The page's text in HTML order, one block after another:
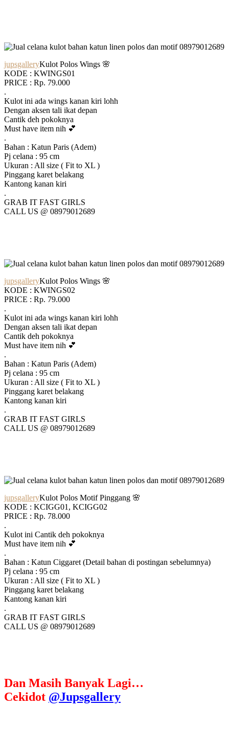
jupsgalleryKulot Polos Wings 🌸
KODE : KWINGS01
PRICE : Rp. 79.000
.
Kulot ini ada wings kanan kiri lohh
Dengan aksen tali ikat depan
Cantik deh pokoknya
Must have item nih 💕
.
Bahan : Katun Paris (Adem)
Pj celana : 95 cm
Ukuran : All size ( Fit to XL )
Pinggang karet belakang
Kantong kanan kiri
.
GRAB IT FAST GIRLS
CALL US @ 08979012689
jupsgalleryKulot Polos Wings 🌸
KODE : KWINGS02
PRICE : Rp. 79.000
.
Kulot ini ada wings kanan kiri lohh
Dengan aksen tali ikat depan
Cantik deh pokoknya
Must have item nih 💕
.
Bahan : Katun Paris (Adem)
Pj celana : 95 cm
Ukuran : All size ( Fit to XL )
Pinggang karet belakang
Kantong kanan kiri
.
GRAB IT FAST GIRLS
CALL US @ 08979012689
jupsgalleryKulot Polos Motif Pinggang 🌸
KODE : KCIGG01, KCIGG02
PRICE : Rp. 78.000
.
Kulot ini Cantik deh pokoknya
Must have item nih 💕
.
Bahan : Katun Ciggaret (Detail bahan di postingan sebelumnya)
Pj celana : 95 cm
Ukuran : All size ( Fit to XL )
Pinggang karet belakang
Kantong kanan kiri
.
GRAB IT FAST GIRLS
CALL US @ 08979012689
Dan Masih Banyak Lagi…
Cekidot @Jupsgallery